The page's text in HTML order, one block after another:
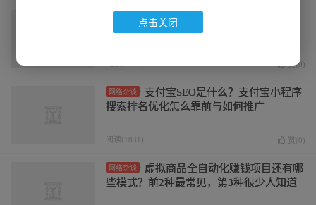
如何通过短视频引流情感咨询项
目，月入过万
赞(0 )
网络杂谈
支付宝SEO是什么？支付宝小程序
搜索排名优化怎么靠前与如何推广
阅读(1831) 赞( 0 )
网络杂谈
虚拟商品全自动化赚钱项目还有哪
些模式？前2种最常见，第3种很少人知道
点击关闭